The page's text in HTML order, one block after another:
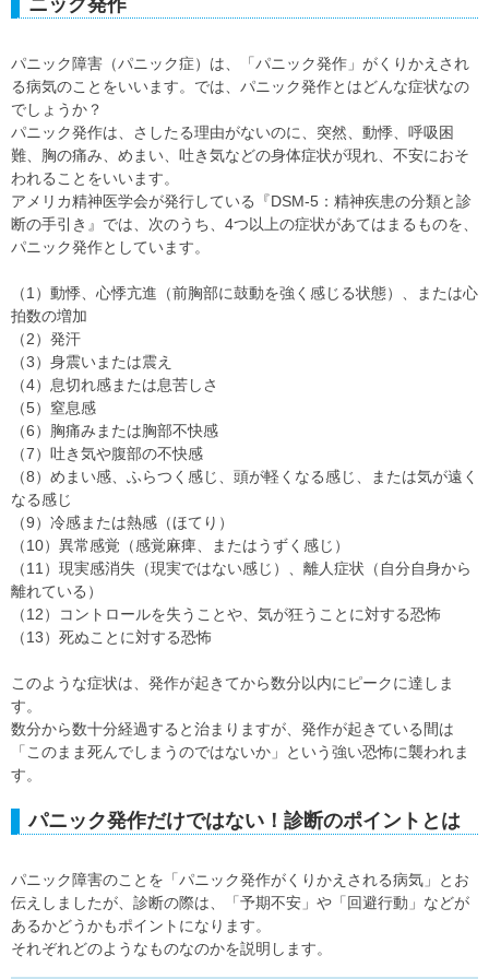
ニック発作
パニック障害（パニック症）は、「パニック発作」がくりかえされ
る病気のことをいいます。では、パニック発作とはどんな症状なの
でしょうか？
パニック発作は、さしたる理由がないのに、突然、動悸、呼吸困
難、胸の痛み、めまい、吐き気などの身体症状が現れ、不安におそ
われることをいいます。
アメリカ精神医学会が発行している『DSM-5：精神疾患の分類と診
断の手引き』では、次のうち、4つ以上の症状があてはまるものを、
パニック発作としています。
（1）動悸、心悸亢進（前胸部に鼓動を強く感じる状態）、または心
拍数の増加
（2）発汗
（3）身震いまたは震え
（4）息切れ感または息苦しさ
（5）窒息感
（6）胸痛みまたは胸部不快感
（7）吐き気や腹部の不快感
（8）めまい感、ふらつく感じ、頭が軽くなる感じ、または気が遠く
なる感じ
（9）冷感または熱感（ほてり）
（10）異常感覚（感覚麻痺、またはうずく感じ）
（11）現実感消失（現実ではない感じ）、離人症状（自分自身から
離れている）
（12）コントロールを失うことや、気が狂うことに対する恐怖
（13）死ぬことに対する恐怖
このような症状は、発作が起きてから数分以内にピークに達しま
す。
数分から数十分経過すると治まりますが、発作が起きている間は
「このまま死んでしまうのではないか」という強い恐怖に襲われま
す。
パニック発作だけではない！診断のポイントとは
パニック障害のことを「パニック発作がくりかえされる病気」とお
伝えしましたが、診断の際は、「予期不安」や「回避行動」などが
あるかどうかもポイントになります。
それぞれどのようなものなのかを説明します。